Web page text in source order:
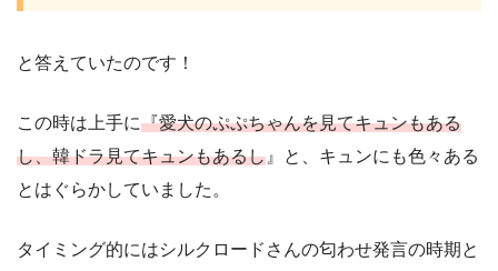
と答えていたのです！
この時は上手に『愛犬のぷぷちゃんを見てキュンもある
し、韓ドラ見てキュンもあるし 』と、キュンにも色々ある
とはぐらかしていました。
タイミング的にはシルクロードさんの匂わせ発言の時期と